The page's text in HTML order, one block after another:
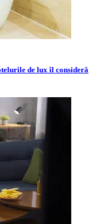
de lux îl consideră